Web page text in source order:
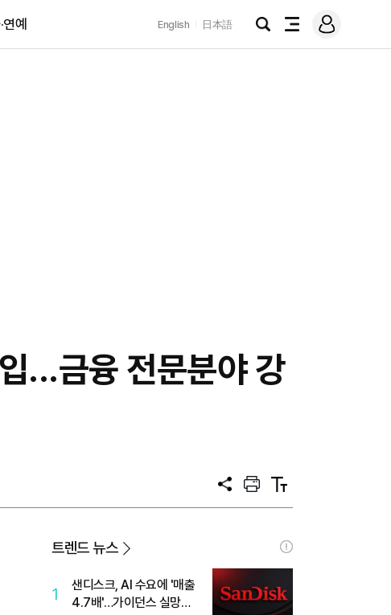
예 English 日本語
검
전
메
그
...금융 전문분야 강
공
프
트
텍
트
트렌드 뉴스
1
샌디스크, AI 수요에 '매출
4.7배'…가이던스 실망에